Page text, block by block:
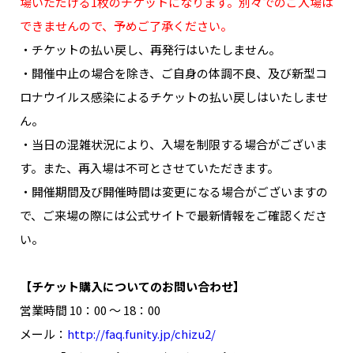
できませんので、予めご了承ください。
・チケットの払い戻し、再発行はいたしません。
・開催中止の場合を除き、ご自身の体調不良、及び新型コ
ロナウイルス感染によるチケットの払い戻しはいたしませ
ん。
・当日の混雑状況により、入場を制限する場合がございま
す。また、再入場は不可とさせていただきます。
・開催期間及び開催時間は変更になる場合がございますの
で、ご来場の際には公式サイトで最新情報をご確認くださ
い。
【チケット購入についてのお問い合わせ】
営業時間 10：00 ～ 18：00
メール： http://faq.funity.jp/chizu2/